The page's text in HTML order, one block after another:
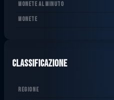
MONETE AL MINUTO
MONETE
Classificazione
REGIONE